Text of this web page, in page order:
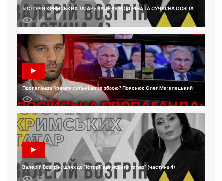
«ІСТОРІЯ КРИМСЬКИХ ТАТАР» ВАЛЕРІЯ ВОЗГРІНА ТА СУЧАСНА ОСВІТА
58
Пропаганда Кремля сильніша за зброю? Пояснює Олег Магалецький
79
Валерій Возгрін: шлях до “Історії кримських татар” (частина 4)
67